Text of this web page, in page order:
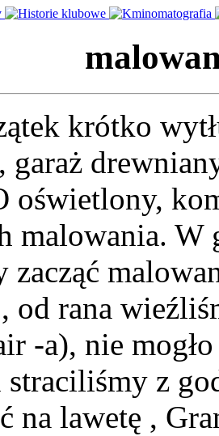
krótko
garaż
oświetlony,
malowania. W
zacząć
od rana
-a), nie
straciliśmy z
na lawetę ,